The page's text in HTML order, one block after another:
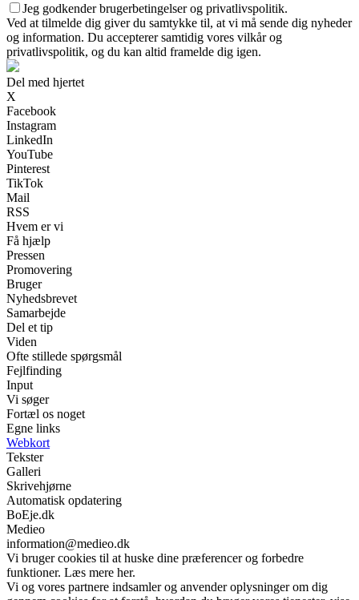
Jeg godkender brugerbetingelser og privatlivspolitik.
Ved at tilmelde dig giver du samtykke til, at vi må sende dig nyheder
og information. Du accepterer samtidig vores vilkår og
privatlivspolitik, og du kan altid framelde dig igen.
Del med hjertet
X
Facebook
Instagram
LinkedIn
YouTube
Pinterest
TikTok
Mail
RSS
Hvem er vi
Få hjælp
Pressen
Promovering
Bruger
Nyhedsbrevet
Samarbejde
Del et tip
Viden
Ofte stillede spørgsmål
Fejlfinding
Input
Vi søger
Fortæl os noget
Egne links
Webkort
Tekster
Galleri
Skrivehjørne
Automatisk opdatering
BoEje.dk
Medieo
information@medieo.dk
Vi bruger cookies til at huske dine præferencer og forbedre
funktioner. Læs mere her.
Vi og vores partnere indsamler og anvender oplysninger om dig